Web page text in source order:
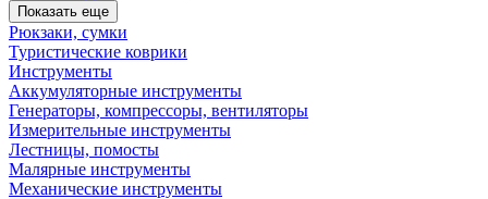
Показать еще
Рюкзаки, сумки
Туристические коврики
Инструменты
Аккумуляторные инструменты
Генераторы, компрессоры, вентиляторы
Измерительные инструменты
Лестницы, помосты
Малярные инструменты
Механические инструменты